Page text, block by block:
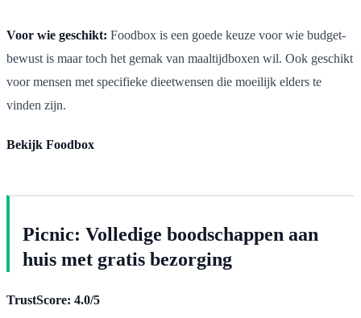
Voor wie geschikt: Foodbox is een goede keuze voor wie budget-
bewust is maar toch het gemak van maaltijdboxen wil. Ook geschikt
voor mensen met specifieke dieetwensen die moeilijk elders te
vinden zijn.
Bekijk Foodbox
Picnic: Volledige boodschappen aan
huis met gratis bezorging
TrustScore: 4.0/5